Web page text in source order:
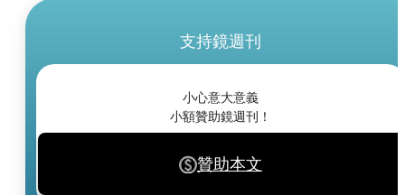
支持鏡週刊
小心意大意義
小額贊助鏡週刊！
贊助本文